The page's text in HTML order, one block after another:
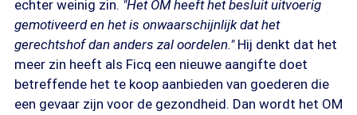
echter weinig zin. "Het OM heeft het besluit uitvoerig
gemotiveerd en het is onwaarschijnlijk dat het
gerechtshof dan anders zal oordelen."Hij denkt dat het
meer zin heeft als Ficq een nieuwe aangifte doet
betreffende het te koop aanbieden van goederen die
een gevaar zijn voor de gezondheid. Dan wordt het OM